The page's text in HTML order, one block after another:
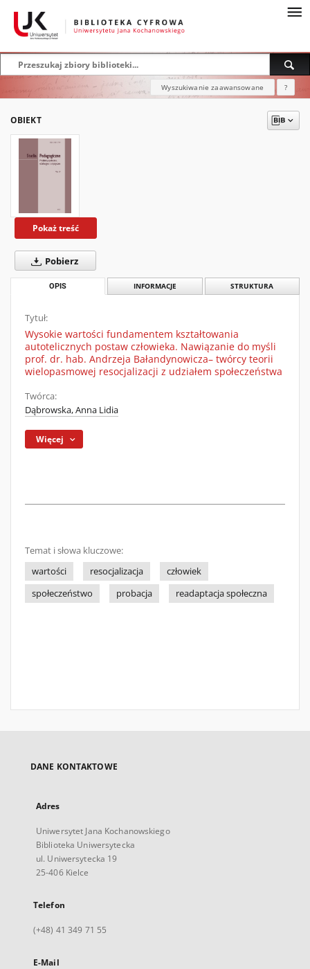
Wyszukiwanie zaawansowane ?
OBIEKT
Pokaż treść
Pobierz
OPIS INFORMACJE STRUKTURA
Tytuł:
Wysokie wartości fundamentem kształtowania
autotelicznych postaw człowieka. Nawiązanie do myśli
prof. dr. hab. Andrzeja Bałandynowicza– twórcy teorii
wielopasmowej resocjalizacji z udziałem społeczeństwa
Twórca:
Dąbrowska, Anna Lidia
Więcej
Temat i słowa kluczowe:
wartości
resocjalizacja
człowiek
społeczeństwo
probacja readaptacja społeczna
DANE KONTAKTOWE
Adres
Uniwersytet Jana Kochanowskiego
Biblioteka Uniwersytecka
ul. Uniwersytecka 19
25-406 Kielce
Telefon
(+48) 41 349 71 55
E-Mail